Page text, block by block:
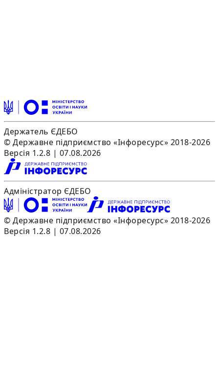
Держатель ЄДЕБО
© Державне підприємство «Інфоресурс» 2018-2026
Версія 1.2.8 | 07.08.2026
Адміністратор ЄДЕБО
© Державне підприємство «Інфоресурс» 2018-2026
Версія 1.2.8 | 07.08.2026